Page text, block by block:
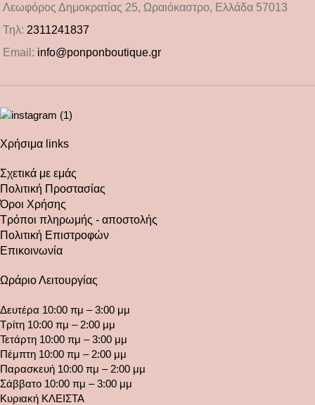
Λεωφόρος Δημοκρατίας 25, Ωραιόκαστρο, Ελλάδα 57013
Τηλ: 2311241837
Email: info@ponponboutique.gr
Χρήσιμα links
Σχετικά με εμάς
Πολιτική Προστασίας
Όροι Χρήσης
Τρόποι πληρωμής - αποστολής
Πολιτική Επιστροφών
Επικοινωνία
Ωράριο Λειτουργίας
Δευτέρα 10:00 πμ – 3:00 μμ
Τρίτη 10:00 πμ – 2:00 μμ
Τετάρτη 10:00 πμ – 3:00 μμ
Πέμπτη 10:00 πμ – 2:00 μμ
Παρασκευή 10:00 πμ – 2:00 μμ
Σάββατο 10:00 πμ – 3:00 μμ
Κυριακή ΚΛΕΙΣΤΑ